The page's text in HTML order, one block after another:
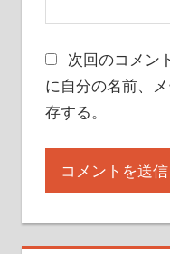
次回のコメン
に自分の名前、
存する。